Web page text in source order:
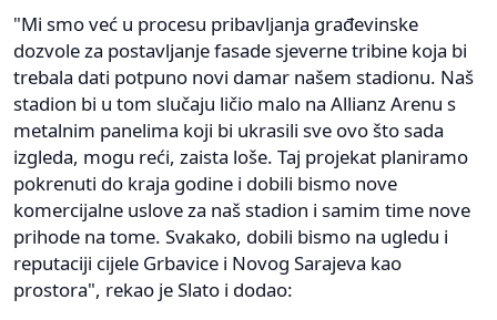
"Mi smo već u procesu pribavljanja građevinske
dozvole za postavljanje fasade sjeverne tribine koja bi
trebala dati potpuno novi damar našem stadionu. Naš
stadion bi u tom slučaju ličio malo na Allianz Arenu s
metalnim panelima koji bi ukrasili sve ovo što sada
izgleda, mogu reći, zaista loše. Taj projekat planiramo
pokrenuti do kraja godine i dobili bismo nove
komercijalne uslove za naš stadion i samim time nove
prihode na tome. Svakako, dobili bismo na ugledu i
reputaciji cijele Grbavice i Novog Sarajeva kao
prostora", rekao je Slato i dodao: